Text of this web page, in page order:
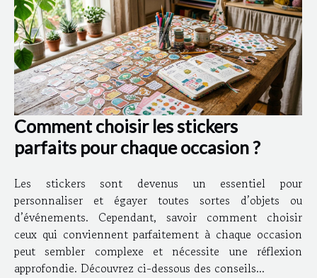
Comment choisir les stickers
parfaits pour chaque occasion ?
Les stickers sont devenus un essentiel pour
personnaliser et égayer toutes sortes d’objets ou
d’événements. Cependant, savoir comment choisir
ceux qui conviennent parfaitement à chaque occasion
peut sembler complexe et nécessite une réflexion
approfondie. Découvrez ci-dessous des conseils...